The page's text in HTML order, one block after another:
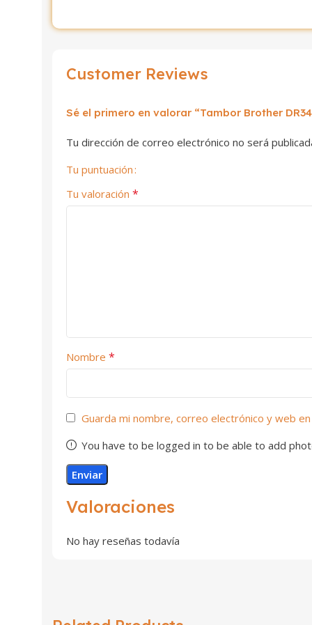
Customer Reviews
Valoraciones
No hay reseñas todavía
Sé el primero en valorar “Tambor Brother
Tu dirección de correo electrónico no será
Tu puntuación
Tu valoración *
Nombre *
Guarda mi nombre, correo electrónico y web
You have to be logged in to be able to add